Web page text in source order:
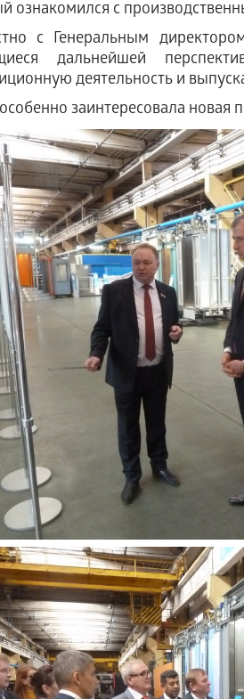
ознакомился с
с Генеральным
дальнейшей
деятельность и
заинтересовала